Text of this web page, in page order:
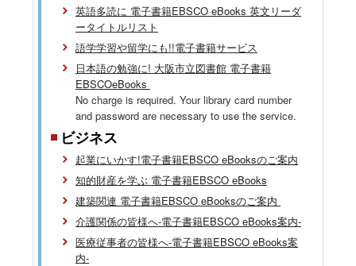
英語多読に 電子書籍EBSCO eBooks 英文リーダ
ータイトルリスト
語学学習や留学にも!!電子書籍サービス
日本語の勉強に! 大阪市立図書館 電子書籍
EBSCOeBooks
No charge is required. Your library card number
and password are necessary to use the service.
ビジネス
起業にいかす!電子書籍EBSCO eBooksのご案内
知的財産を学ぶ 電子書籍EBSCO eBooks
建築関連 電子書籍EBSCO eBooksのご案内
介護関係の皆様へ-電子書籍EBSCO eBooks案内-
医療従事者の皆様へ-電子書籍EBSCO eBooks案
内-